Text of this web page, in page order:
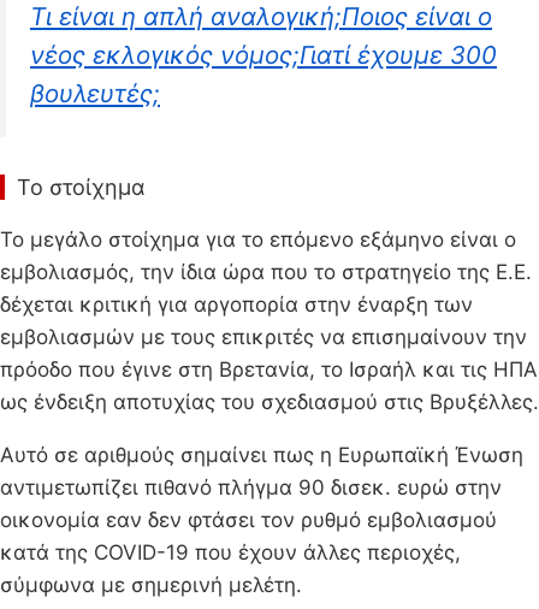
Τι είναι η απλή αναλογική;Ποιος είναι ο
νέος εκλογικός νόμος;Γιατί έχουμε 300
βουλευτές;
Το στοίχημα
Το μεγάλο στοίχημα για το επόμενο εξάμηνο είναι ο
εμβολιασμός, την ίδια ώρα που το στρατηγείο της Ε.Ε.
δέχεται κριτική για αργοπορία στην έναρξη των
εμβολιασμών με τους επικριτές να επισημαίνουν την
πρόοδο που έγινε στη Βρετανία, το Ισραήλ και τις ΗΠΑ
ως ένδειξη αποτυχίας του σχεδιασμού στις Βρυξέλλες.
Αυτό σε αριθμούς σημαίνει πως η Ευρωπαϊκή Ένωση
αντιμετωπίζει πιθανό πλήγμα 90 δισεκ. ευρώ στην
οικονομία εαν δεν φτάσει τον ρυθμό εμβολιασμού
κατά της COVID-19 που έχουν άλλες περιοχές,
σύμφωνα με σημερινή μελέτη.